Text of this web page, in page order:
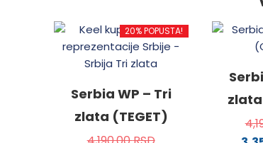
20% POPUSTA!
Serbia WP – Tri
zlata (TEGET)
zlata